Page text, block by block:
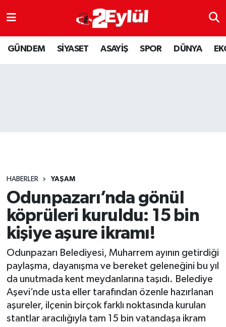
GÜNDEM SİYASET ASAYİŞ SPOR DÜNYA
HABERLER YAŞAM
Odunpazarı’nda gönül
köprüleri kuruldu: 15 bin
kişiye aşure ikramı!
Odunpazarı Belediyesi, Muharrem ayının getirdiği
paylaşma, dayanışma ve bereket geleneğini bu yıl
da unutmada kent meydanlarına taşıdı. Belediye
Aşevi’nde usta eller tarafından özenle hazırlanan
aşureler, ilçenin birçok farklı noktasında kurulan
stantlar aracılığıyla tam 15 bin vatandaşa ikram
ASAYİŞ
DÜNYA
SPOR
YAŞAM
Nöbetçi Eczaneler
Hava Durumu
Son Dakika Haberleri
Haber Arşivi